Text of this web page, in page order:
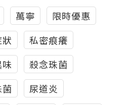
萬寧
限時優惠
私密痕癢
殺念珠菌
菌
尿道炎